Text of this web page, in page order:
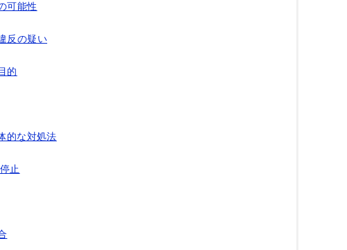
可能性
反の疑い
的
的な対処法
止